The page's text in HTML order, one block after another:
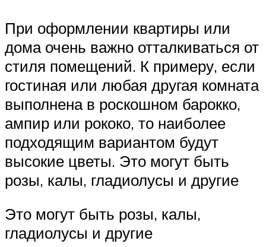
При оформлении квартиры или
дома очень важно отталкиваться от
стиля помещений. К примеру, если
гостиная или любая другая комната
выполнена в роскошном барокко,
ампир или рококо, то наиболее
подходящим вариантом будут
высокие цветы. Это могут быть
розы, калы, гладиолусы и другие
Это могут быть розы, калы,
гладиолусы и другие